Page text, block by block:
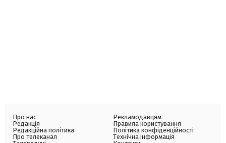
Про нас
Редакція
Редакційна політика
Про телеканал
Рекламодавцям
Правила користування
Політика конфіденційності
Технічна інформація